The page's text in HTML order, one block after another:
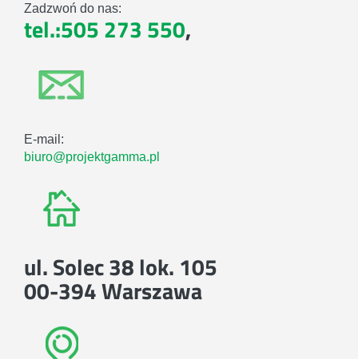
Zadzwoń do nas:
tel.:505 273 550,
E-mail:
biuro@projektgamma.pl
ul. Solec 38 lok. 105
00-394 Warszawa